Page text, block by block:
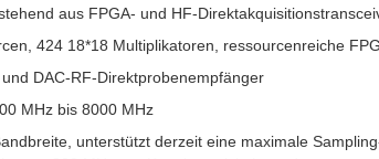
aus FPGA- und HF-
424 18*18 Multiplikatoren, ressourcenreiche
DAC-RF-Direktprobenempfänger
MHz bis 8000 MHz
unterstützt derzeit eine maximale